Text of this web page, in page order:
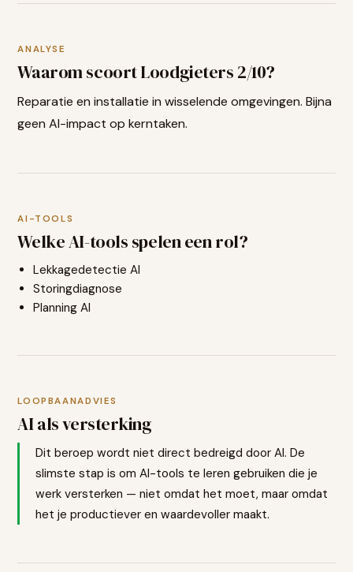
ANALYSE
Waarom scoortLoodgieters 2/10?
Reparatie en installatie in wisselende omgevingen. Bijna
geen AI-impact op kerntaken.
AI-TOOLS
Welke AI-tools spelen een rol?
Lekkagedetectie AI
Storingdiagnose
Planning AI
LOOPBAANADVIES
AI als versterking
Dit beroep wordt niet direct bedreigd door AI. De
slimste stap is om AI-tools te leren gebruiken die je
werk versterken — niet omdat het moet, maar omdat
het je productiever en waardevoller maakt.